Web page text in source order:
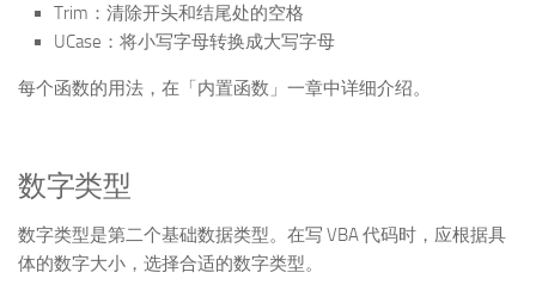
Trim：清除开头和结尾处的空格
UCase：将小写字母转换成大写字母
每个函数的用法，在「内置函数」一章中详细介绍。
数字类型
数字类型是第二个基础数据类型。在写 VBA 代码时，应根据具
体的数字大小，选择合适的数字类型。